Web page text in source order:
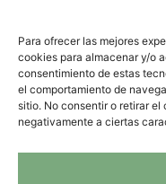
Para ofrecer las mejores
cookies para almacenar y/o
consentimiento de estas
el comportamiento de
sitio. No consentir o retirar
negativamente a ciertas
Caligrafía
Para
Nosotras
Política
privacidad